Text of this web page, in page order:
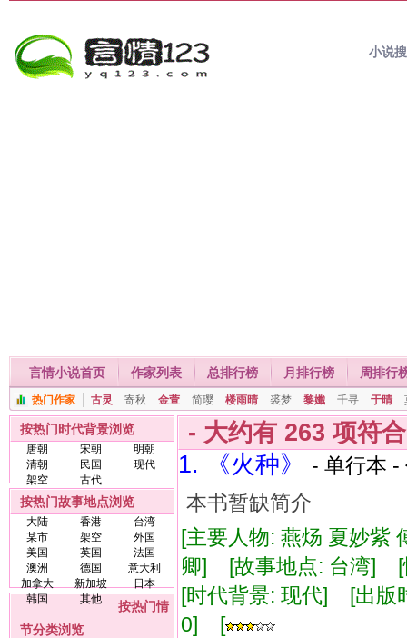
小说
言情小说首页 作家列表 总排行榜 月排行榜 周排行
热门作家 古灵 寄秋 金萱 简璎 楼雨晴 裘梦 黎孅 千寻 于晴
按热门时代背景浏览
唐朝 宋朝
明朝
清朝
民国
现代
架空
古代
按热门故事地点浏览
大陆 香港
台湾
某市
架空
外国
美国
英国
法国
澳洲
德国
意大利
加拿大
新加坡
日本
韩国
其他
按热门情
节分类浏览
- 大约有 263 项符
1. 《火种》
- 单行本
本书暂缺简介
[主要人物: 燕炀 夏妙紫
卿] [故事地点: 台湾] [
[时代背景: 现代] [出
0] [